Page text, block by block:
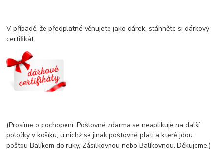
V případě, že předplatné věnujete jako dárek, stáhněte si dárkový
certifikát:
(Prosíme o pochopení: Poštovné zdarma se neaplikuje na další
položky v košíku, u nichž se jinak poštovné platí a které jdou
poštou Balíkem do ruky, Zásilkovnou nebo Balíkovnou. Děkujeme.)